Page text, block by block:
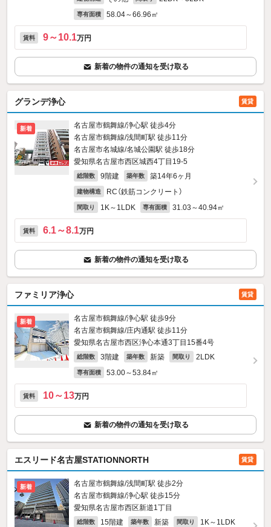
専有面積 58.04～66.96㎡
賃料 9～10.1万円
新着の物件の通知を受け取る
グランデ浄心 賃貸
新着
名古屋市鶴舞線/浄心駅 徒歩4分
名古屋市鶴舞線/浅間町駅 徒歩11分
名古屋市名城線/名城公園駅 徒歩18分
愛知県名古屋市西区城西4丁目19-5
総階数 9階建 築年数 築14年6ヶ月
建物構造 RC（鉄筋コンクリート）
間取り 1K～1LDK 専有面積 31.03～40.94㎡
賃料 6.1～8.1万円
新着の物件の通知を受け取る
ファミリア浄心 賃貸
新着
名古屋市鶴舞線/浄心駅 徒歩9分
名古屋市鶴舞線/庄内通駅 徒歩11分
愛知県名古屋市西区浄心本通3丁目15番4号
総階数 3階建 築年数 新築 間取り 2LDK
専有面積 53.00～53.84㎡
賃料 10～13万円
新着の物件の通知を受け取る
エスリード名古屋STATIONNORTH 賃貸
新着
名古屋市鶴舞線/浅間町駅 徒歩2分
名古屋市鶴舞線/浄心駅 徒歩15分
愛知県名古屋市西区新道1丁目
総階数 15階建 築年数 新築 間取り 1K～1LDK